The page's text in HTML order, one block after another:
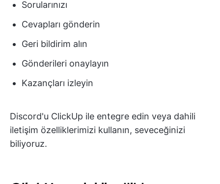
Sorularınızı
Cevapları gönderin
Geri bildirim alın
Gönderileri onaylayın
Kazançları izleyin
Discord'u ClickUp ile entegre edin veya dahili
iletişim özelliklerimizi kullanın, seveceğinizi
biliyoruz.